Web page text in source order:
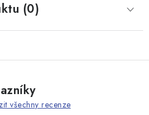
(0)
všechny recenze